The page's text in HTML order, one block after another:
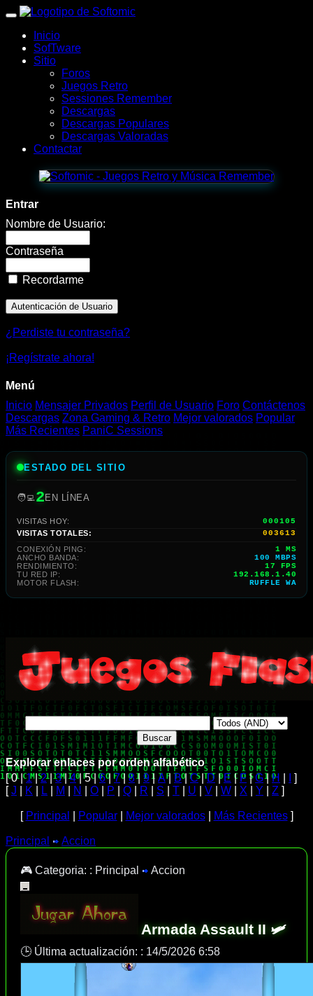
wWw.SofTomiC.org
Zona
Gaming
Retro
Armada
Assault
II
🛩️
Inicio
SofTware
Sitio
Foros
Juegos Retro
Sessiones Remember
Descargas
Descargas Populares
Descargas Valoradas
Contactar
Entrar
Nombre de Usuario:
Contraseña
Recordarme
¿Perdiste tu contraseña?
¡Regístrate ahora!
Menú
Inicio Mensajer Privados Perfil de Usuario Foro Contáctenos
Descargas Zona Gaming & Retro Mejor valorados Popular
Más Recientes PaniC Sessions
ESTADO DEL SITIO
🧑‍💻 2EN LÍNEA
VISITAS HOY:
000105
VISITAS TOTALES:
003613
CONEXIÓN PING:
1 MS
ANCHO BANDA:
100 MBPS
RENDIMIENTO:
20 FPS
TU RED IP:
192.168.1.40
MOTOR FLASH:
RUFFLE WA
Explorar enlaces por orden alfabético
[ 0 |1|2|3|4| 5 |6|7|8| 9|A|B|C|D|E | F|G|H
]
[J K L M N O P Q R S T U V W X Y Z ]
[ Principal Popular| Mejor valorados| Más Recientes]
Principal Accion
🎮 Categoria: : Principal Accion
Armada Assault II 🛩️
🕒 Última actualización: : 14/5/2026 6:58